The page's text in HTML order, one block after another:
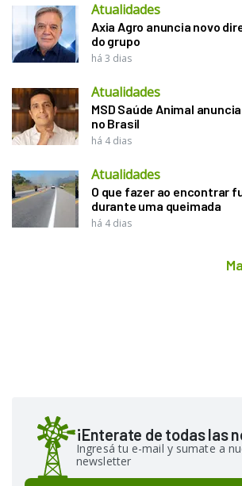
Atualidades
Axia Agro anuncia novo
do grupo
há 3 dias
Atualidades
MSD Saúde Animal
no Brasil
há 4 dias
Atualidades
O que fazer ao encontrar
durante uma queimada
há 4 dias
¡Enterate de todas las
Ingresá tu e-mail y sumate a
newsletter